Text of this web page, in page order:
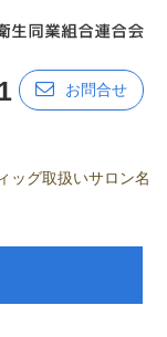
お問合せ
ッグ取扱いサロン名